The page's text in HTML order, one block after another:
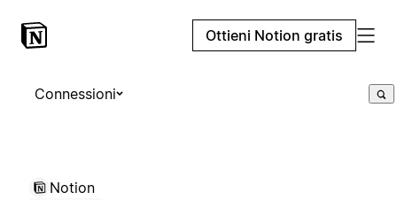
Ottieni Notion gratis
Connessioni
Notion